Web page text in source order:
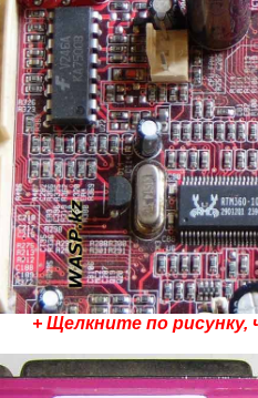
+ Щелкните по